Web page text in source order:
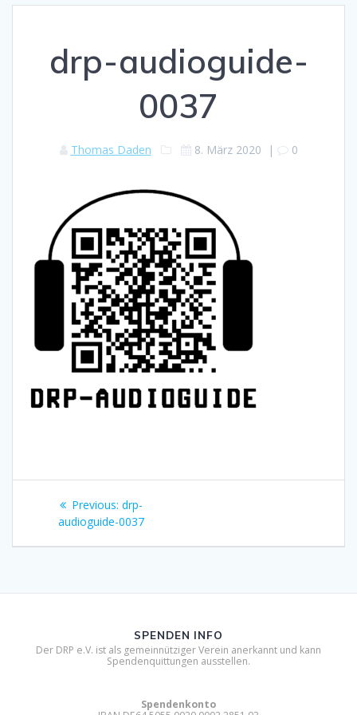
drp-audioguide-
0037
Thomas Daden 8. März 2020 | 0
Beitragsnavigation
Previous: Previous
post:
drp-
audioguide-0037
SPENDEN INFO
Der DRP e.V. ist als gemeinnütziger Verein anerkannt und kann
Spendenquittungen ausstellen.
Spendenkonto